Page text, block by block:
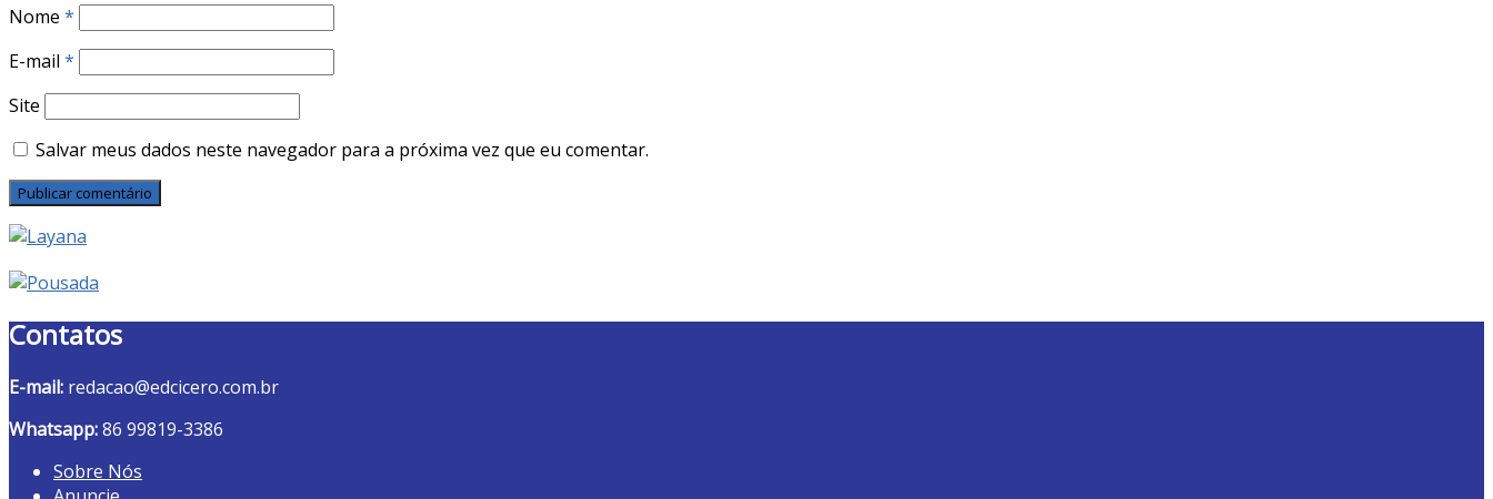
Nome *
E-mail *
Site
Salvar meus dados neste navegador para a próxima vez que eu comentar.
Contatos
E-mail: redacao@edcicero.com.br
Whatsapp:86 99819-3386
Sobre Nós